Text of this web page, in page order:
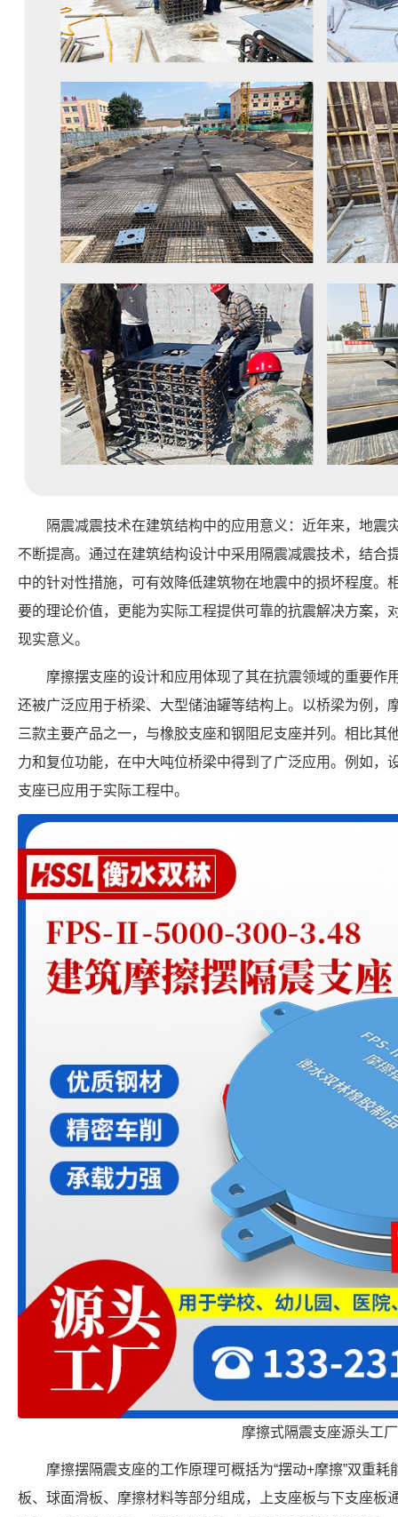
隔震减震技术在建筑结构中的应用意义：近年来，地震
不断提高。通过在建筑结构设计中采用隔震减震技术，结合
中的针对性措施，可有效降低建筑物在地震中的损坏程度。
要的理论价值，更能为实际工程提供可靠的抗震解决方案，
现实意义。
摩擦摆支座的设计和应用体现了其在抗震领域的重要作
还被广泛应用于桥梁、大型储油罐等结构上。以桥梁为例，
三款主要产品之一，与橡胶支座和钢阻尼支座并列。相比其
力和复位功能，在中大吨位桥梁中得到了广泛应用。例如，
支座已应用于实际工程中。
摩擦式隔震支座源头工厂
摩擦摆隔震支座的工作原理可概括为“摆动+摩擦”双重
板、球面滑板、摩擦材料等部分组成，上支座板与下支座板